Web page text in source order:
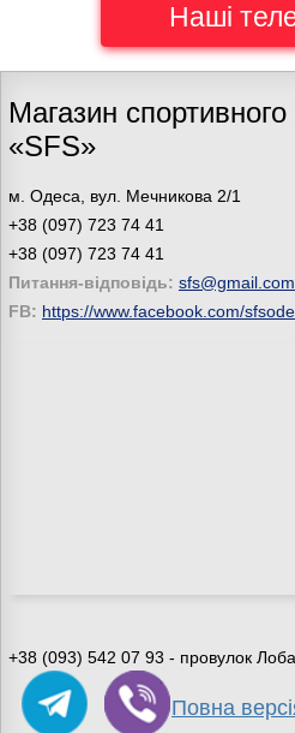
Наші
Магазин
«SFS»
м. Одеса, вул. Мечникова 2/1
+38 (097) 723 74 41
+38 (097) 723 74 41
Питання-відповідь: sfs@gmail.com
FB: https://www.facebook.com/
+38 (093) 542 07 93 - провулок
Повна